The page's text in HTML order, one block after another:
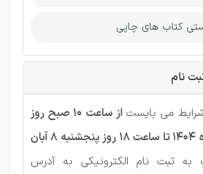
کتاب های چاپی
نام
می بایست
از ساعت ۱۰ صبح روز
یکشنبه ۴ آبان ماه ۱۴۰۴ تا ساعت ۱۸ روز پنجشنبه ۸ آبان
به ثبت نام الکترونیکی به آدرس